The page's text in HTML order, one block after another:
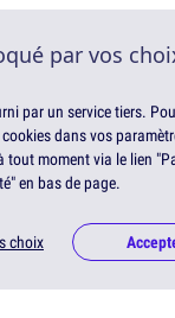
par vos
par un service tiers.
dans vos
tout moment via le lien
en bas de page.
choix